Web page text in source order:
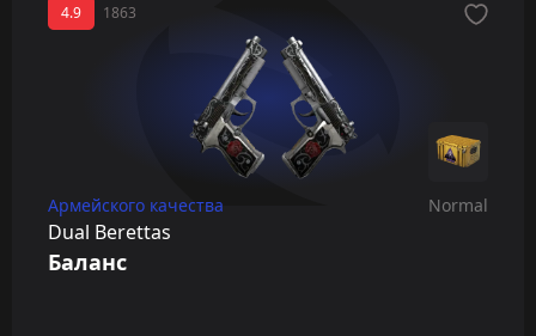
4.9 1863
Армейского качества Normal
Dual Berettas
Баланс